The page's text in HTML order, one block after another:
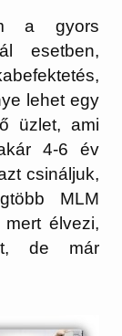
a gyors
esetben,
lehet egy
üzlet, ami
4-6 év
csináljuk,
MLM
élvezi,
de már